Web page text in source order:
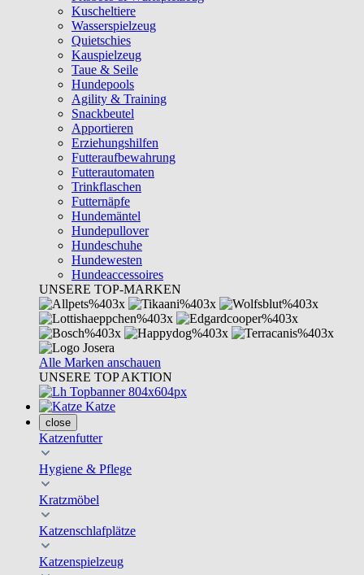
Kuscheltiere
Wasserspielzeug
Quietschies
Kauspielzeug
Taue & Seile
Hundepools
Agility & Training
Snackbeutel
Apportieren
Erziehungshilfen
Futteraufbewahrung
Futterautomaten
Trinkflaschen
Futternäpfe
Hundemäntel
Hundepullover
Hundeschuhe
Hundewesten
Hundeaccessoires
UNSERE TOP-MARKEN
Alle Marken anschauen
UNSERE TOP AKTION
Katze
close
Katzenfutter
Hygiene & Pflege
Kratzmöbel
Katzenschlafplätze
Katzenspielzeug